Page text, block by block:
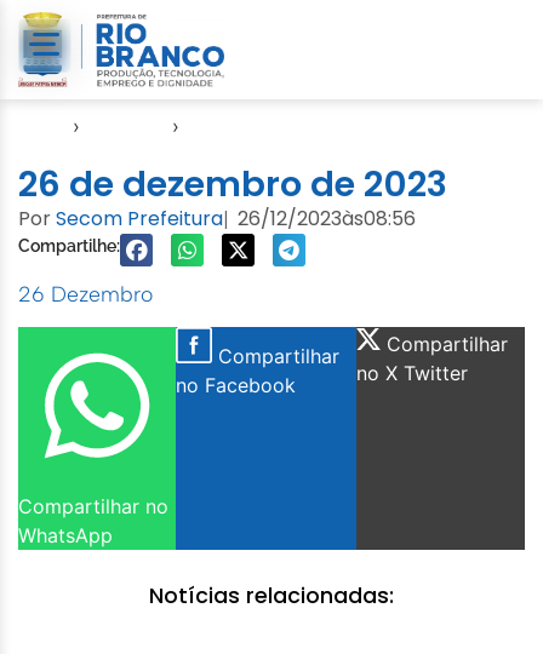
› ›
26 de dezembro de 2023
PorSecom Prefeitura| 26/12/2023às08:56
Compartilhe:
26 Dezembro
Compartilhar no
WhatsApp
Compartilhar
no Facebook
Compartilhar
no X Twitter
Notícias relacionadas: